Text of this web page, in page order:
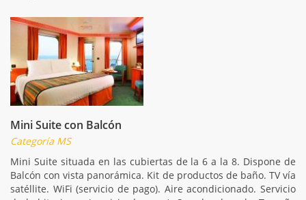
Mini Suite con Balcón
Categoría MS
Mini Suite situada en las cubiertas de la 6 a la 8. Dispone de
Balcón con vista panorámica. Kit de productos de baño. TV vía
satéllite. WiFi (servicio de pago). Aire acondicionado. Servicio